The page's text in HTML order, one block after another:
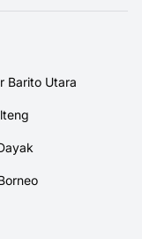
Barito Utara